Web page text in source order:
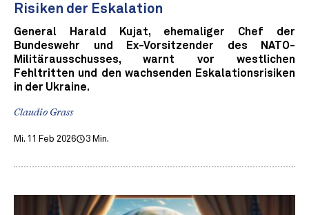
Risiken der Eskalation
General Harald Kujat, ehemaliger Chef der
Bundeswehr und Ex-Vorsitzender des NATO-
Militärausschusses, warnt vor westlichen
Fehltritten und den wachsenden Eskalationsrisiken
in der Ukraine.
Claudio Grass
Mi. 11 Feb 2026 3 Min.